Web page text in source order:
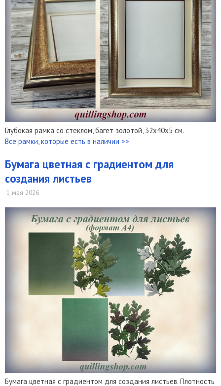
Глубокая рамка со стеклом, багет золотой, 32х40х5 см.
Все рамки, которые есть в наличии >>
Бумага цветная с градиентом для
создания листьев
1 мая 2026
Бумага цветная с градиентом для создания листьев. Плотность